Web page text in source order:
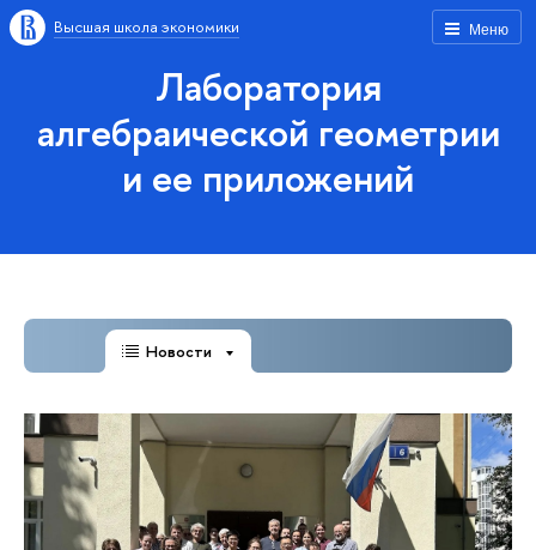
Меню
Высшая школа экономики
Лаборатория
алгебраической геометрии
и ее приложений
Новости